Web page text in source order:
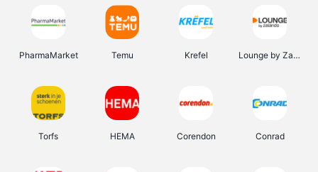
PharmaMarket Temu Krefel Lounge by Zalando
Torfs HEMA Corendon Conrad